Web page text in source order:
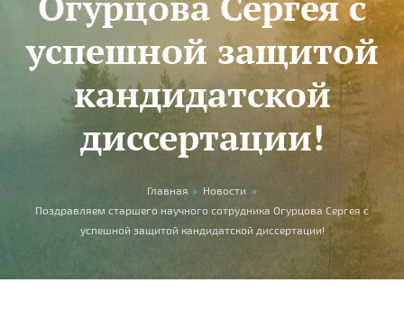
успешной защитой
кандидатской
диссертации!
Вы здесь Главная » Новости »
Поздравляем старшего научного сотрудника Огурцова Сергея с
успешной защитой кандидатской диссертации!